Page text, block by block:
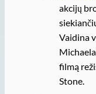
akcijų
Vaidina
filmą
Stone.